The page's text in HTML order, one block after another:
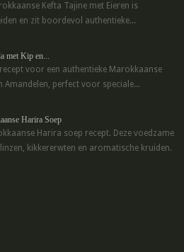
Kefta Tajine met Eieren is
en zit boordevol authentieke...
met Kip en...
voor een authentieke Marokkaanse
Amandelen, perfect voor speciale...
Harira Soep
Harira soep recept. Deze voedzame
kikkererwten en aromatische kruiden.